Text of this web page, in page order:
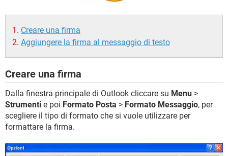
Creare una firma
Aggiungere la firma al messaggio di testo
Creare una firma
Dalla finestra principale di Outlook cliccare su Menu >
Strumenti e poi Formato Posta > Formato Messaggio, per
scegliere il tipo di formato che si vuole utilizzare per
formattare la firma.